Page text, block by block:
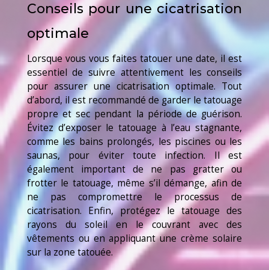
Conseils pour une cicatrisation
optimale
Lorsque vous vous faites tatouer une date, il est
essentiel de suivre attentivement les conseils
pour assurer une cicatrisation optimale. Tout
d’abord, il est recommandé de garder le tatouage
propre et sec pendant la période de guérison.
Évitez d’exposer le tatouage à l’eau stagnante,
comme les bains prolongés, les piscines ou les
saunas, pour éviter toute infection. Il est
également important de ne pas gratter ou
frotter le tatouage, même s’il démange, afin de
ne pas compromettre le processus de
cicatrisation. Enfin, protégez le tatouage des
rayons du soleil en le couvrant avec des
vêtements ou en appliquant une crème solaire
sur la zone tatouée.